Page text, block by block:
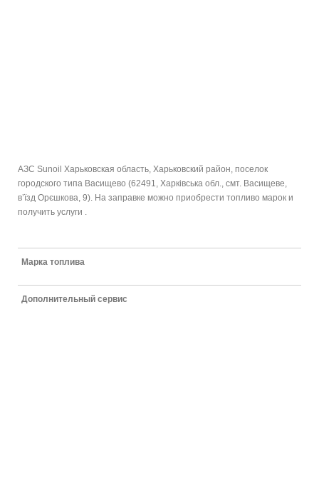
АЗС Sunoil Харьковская область, Харьковский район, поселок
городского типа Васищево (62491, Харківська обл., смт. Васищеве,
в’їзд Орєшкова, 9). На заправке можно приобрести топливо марок и
получить услуги .
Марка топлива
Дополнительный сервис